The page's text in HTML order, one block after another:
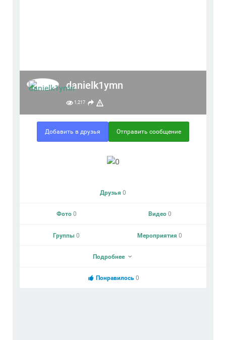
danielk1ymn
1,217
Добавить в друзья Отправить сообщение
Друзья 0
Фото 0 Видео 0
Группы 0 Мероприятия 0
Подробнее
Понравилось 0